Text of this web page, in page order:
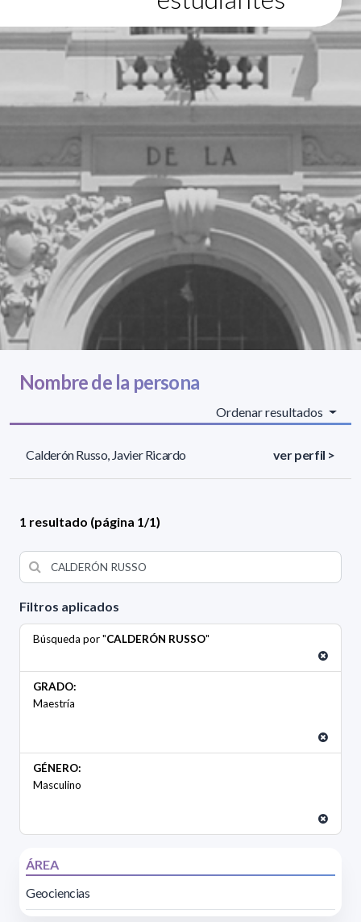
Filtros aplicados
Búsqueda por "CALDERÓN RUSSO"
GRADO:
Maestría
GÉNERO:
Masculino
ÁREA
Geociencias
Nombre de la persona
Ordenar resultados
Calderón Russo, Javier Ricardo ver perfil >
1 resultado (página 1/1)